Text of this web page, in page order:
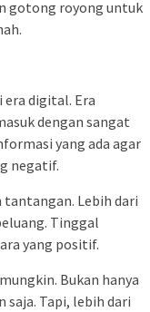
gotong royong untuk
era digital. Era
dengan sangat
yang ada agar
negatif.
Lebih dari
Tinggal
yang positif.
Bukan hanya
saja. Tapi, lebih dari